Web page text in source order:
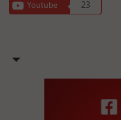
Youtube 23